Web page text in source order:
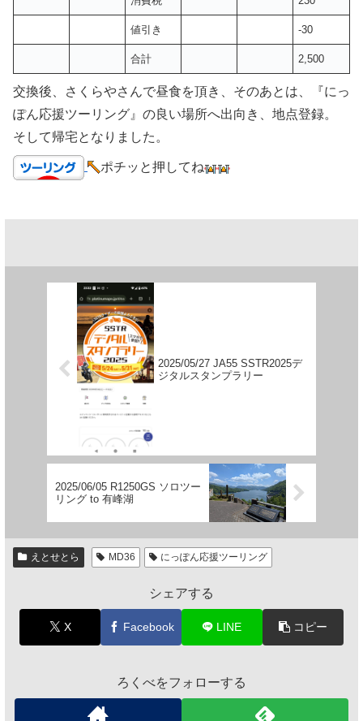
値引き -30
合計 2,500
交換後、さくらやさんで昼食を頂き、そのあとは、『にっ
ぽん応援ツーリング』の良い場所へ出向き、地点登録。
そして帰宅となりました。
ポチッと押してね
2025/05/27 JA55 SSTR2025デ
ジタルスタンプラリー
2025/06/05 R1250GS ソロツー
リング to 有峰湖
えとせとら MD36 にっぽん応援ツーリング
シェアする
X Facebook LINE コピー
ろくべをフォローする